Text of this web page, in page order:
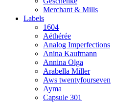
Merchant & Mills
Labels
1604
Aéthérée
Analog Imperfections
Anina Kaufmann
Annina Olga
Arabella Miller
Aws twentyfourseven
Ayma
Capsule 301